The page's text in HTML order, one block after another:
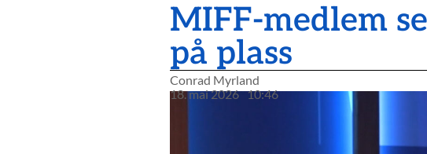
MIFF-medlem
på plass
Conrad Myrland
18. mai 2026 10:46